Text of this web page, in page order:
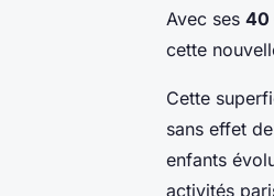
Avec ses 40
cette
Cette
sans effet
enfants
activités